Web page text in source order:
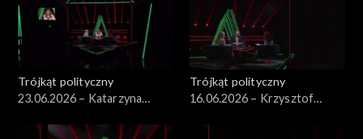
Trójkąt polityczny
23.06.2026 – Katarzyna
Trójkąt polityczny
16.06.2026 – Krzysztof